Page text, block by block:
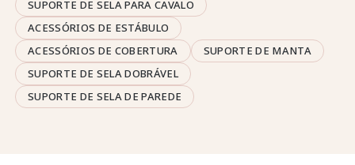
SUPORTE DE SELA PARA CAVALO
ACESSÓRIOS DE ESTÁBULO
ACESSÓRIOS DE COBERTURA
SUPORTE DE MANTA
SUPORTE DE SELA DOBRÁVEL
SUPORTE DE SELA DE PAREDE